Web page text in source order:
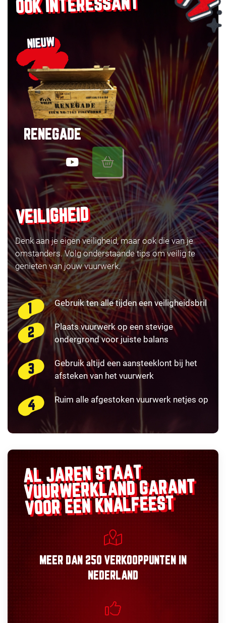
OOK INTERESSANT
NIEUW
RENEGADE
VEILIGHEID
Denk aan je eigen veiligheid, maar ook die van je
omstanders. Volg onderstaande tips om veilig te
genieten van jouw vuurwerk.
Gebruik ten alle tijden een veiligheidsbril
Plaats vuurwerk op een stevige
ondergrond voor juiste balans
Gebruik altijd een aansteeklont bij het
afsteken van het vuurwerk
Ruim alle afgestoken vuurwerk netjes op
AL JAREN STAAT
VUURWERKLANDGARANT
VOOR EEN KNALFEEST
MEER DAN 250 VERKOOPPUNTEN
IN
NEDERLAND